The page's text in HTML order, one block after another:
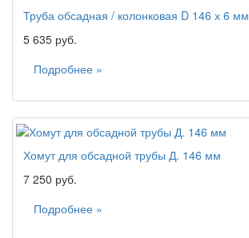
Труба обсадная / колонковая D 146 х 6 мм
5 635 руб.
Подробнее »
Хомут для обсадной трубы Д. 146 мм
7 250 руб.
Подробнее »